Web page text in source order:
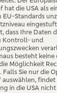
hat die USA als
EU-Standards
dass Ihre Daten
Kontroll- und
besteht keine
Möglichkeit
Falls Sie nur die
auswählen, findet
in die USA